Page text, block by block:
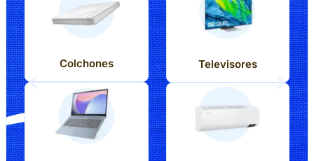
Colchones Televisores